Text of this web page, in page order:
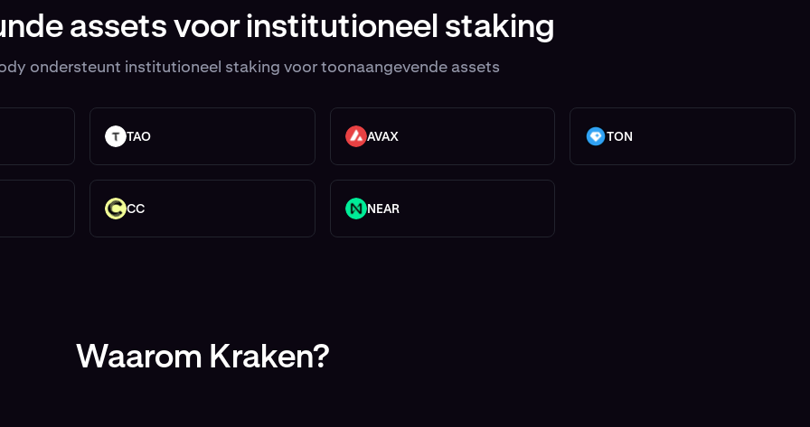
assets voor institutioneel staking
ondersteunt institutioneel staking voor toonaangevende assets
TAO TAO AVAX AVAX TON TON
CC CC NEAR NEAR
Waarom Kraken?